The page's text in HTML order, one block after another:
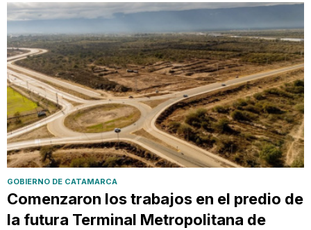
GOBIERNO DE CATAMARCA
Comenzaron los trabajos en el predio de
la futura Terminal Metropolitana de